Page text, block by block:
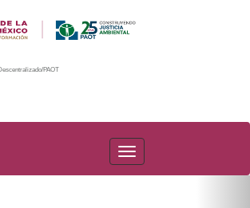
PAOT
PAOT